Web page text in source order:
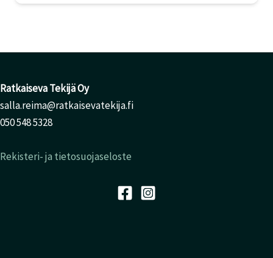
Ratkaiseva Tekijä Oy
salla.reima@ratkaisevatekija.fi
050 548 5328
Rekisteri- ja tietosuojaseloste